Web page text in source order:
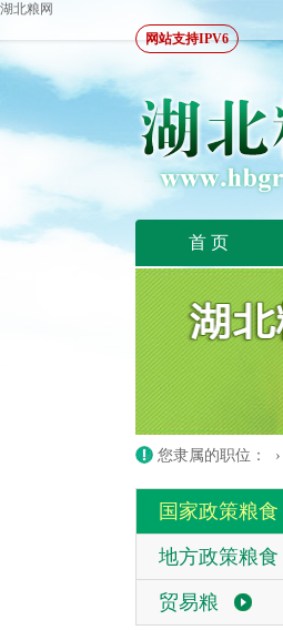
湖北粮网
网站支持IPV6
首 页
您隶属的职位： ›
国家政策粮食
地方政策粮食
贸易粮